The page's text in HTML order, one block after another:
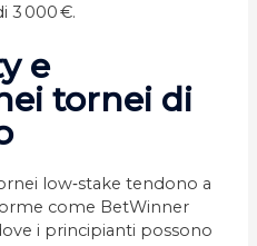
3 000 €.
e
tornei di
low‑stake tendono a
come BetWinner
i principianti possono